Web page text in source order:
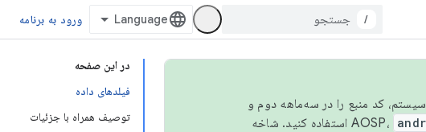
/ ورود به برنامه
در این صفحه
فیلدهای داده
توصیف همراه با جزئیات
کد منبع را در سه‌ماهه دوم و
استفاده کنید. شاخه